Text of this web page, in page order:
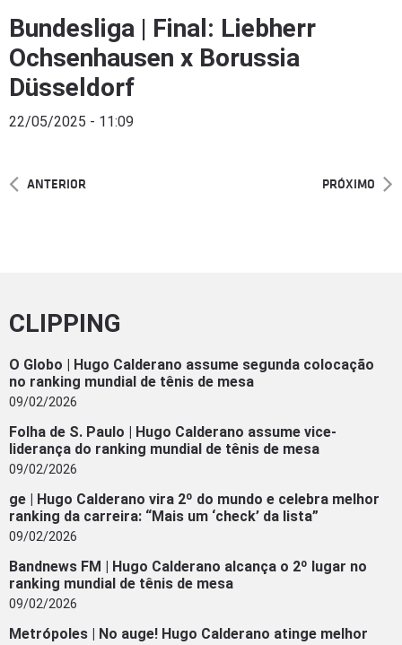
Bundesliga | Final: Liebherr
Ochsenhausen x Borussia
Düsseldorf
22/05/2025 - 11:09
ANTERIOR PRÓXIMO
CLIPPING
O Globo | Hugo Calderano assume segunda colocação
no ranking mundial de tênis de mesa
09/02/2026
Folha de S. Paulo | Hugo Calderano assume vice-
liderança do ranking mundial de tênis de mesa
09/02/2026
ge | Hugo Calderano vira 2º do mundo e celebra melhor
ranking da carreira: “Mais um ‘check’ da lista”
09/02/2026
Bandnews FM | Hugo Calderano alcança o 2º lugar no
ranking mundial de tênis de mesa
09/02/2026
Metrópoles | No auge! Hugo Calderano atinge melhor